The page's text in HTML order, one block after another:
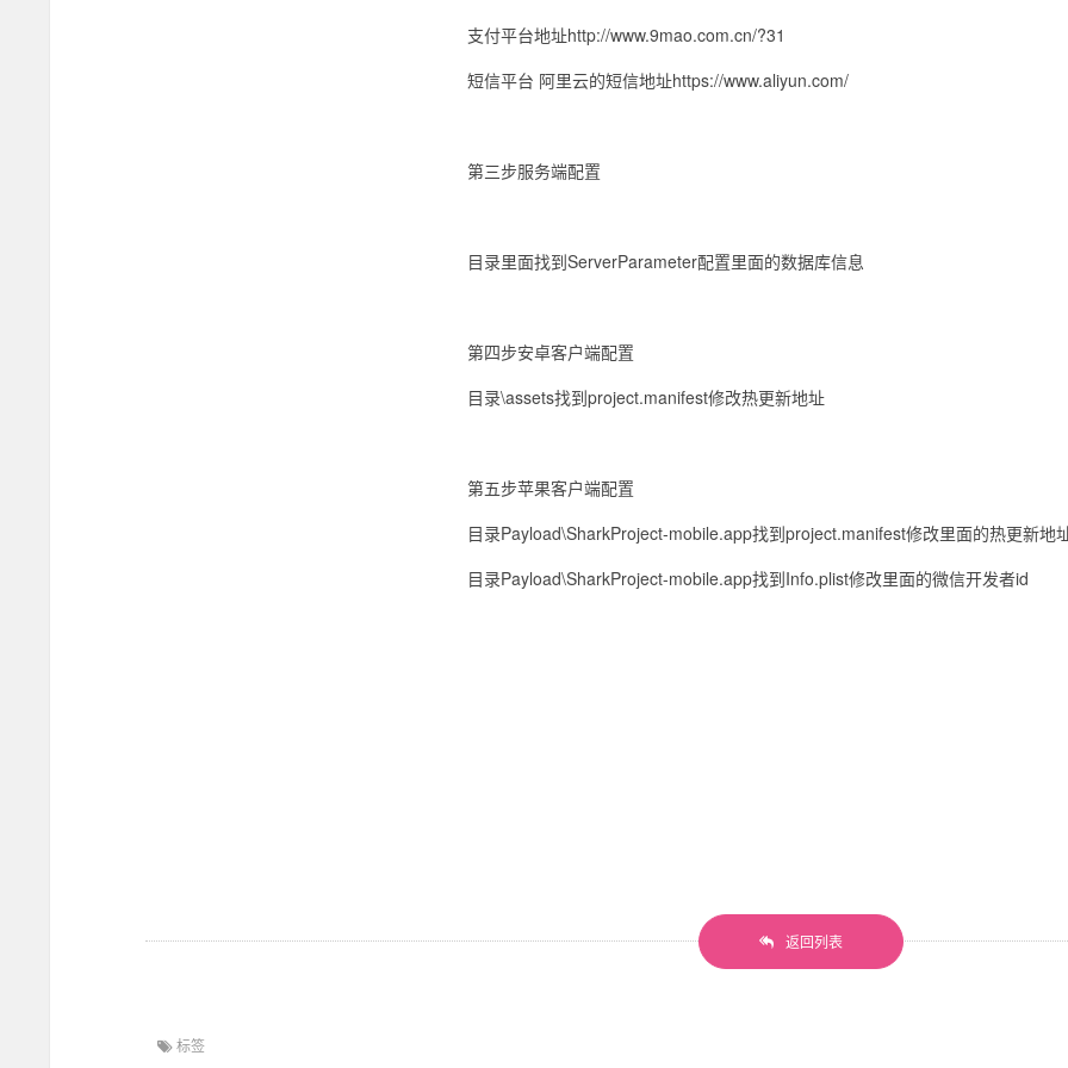
支付平台地址http://www.9mao.com.cn/?31
短信平台 阿里云的短信地址https://www.aliyun.com/
第三步服务端配置
目录里面找到ServerParameter配置里面的数据库信息
第四步安卓客户端配置
目录\assets找到project.manifest修改热更新地址
第五步苹果客户端配置
目录Payload\SharkProject-mobile.app找到project.manifest修改里面的热更新地
目录Payload\SharkProject-mobile.app找到Info.plist修改里面的微信开发者id
返回列表
标签